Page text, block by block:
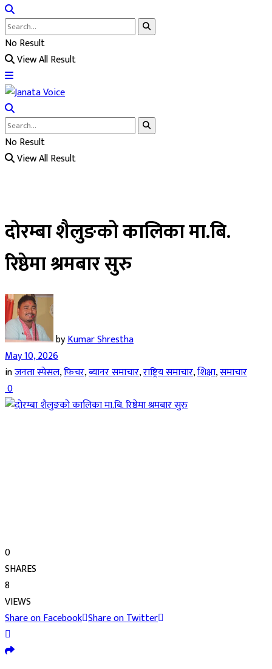
No Result
View All Result
No Result
View All Result
दोरम्बा शैलुङको कालिका मा.बि.
रिष्ठेमा श्रमबार सुरु
byKumar Shrestha
May 10, 2026
inजनता स्पेसल,फिचर,ब्यानर समाचार,राष्ट्रिय समाचार,शिक्षा,समाचार
0
0
SHARES
8
VIEWS
Share on Facebook Share on Twitter